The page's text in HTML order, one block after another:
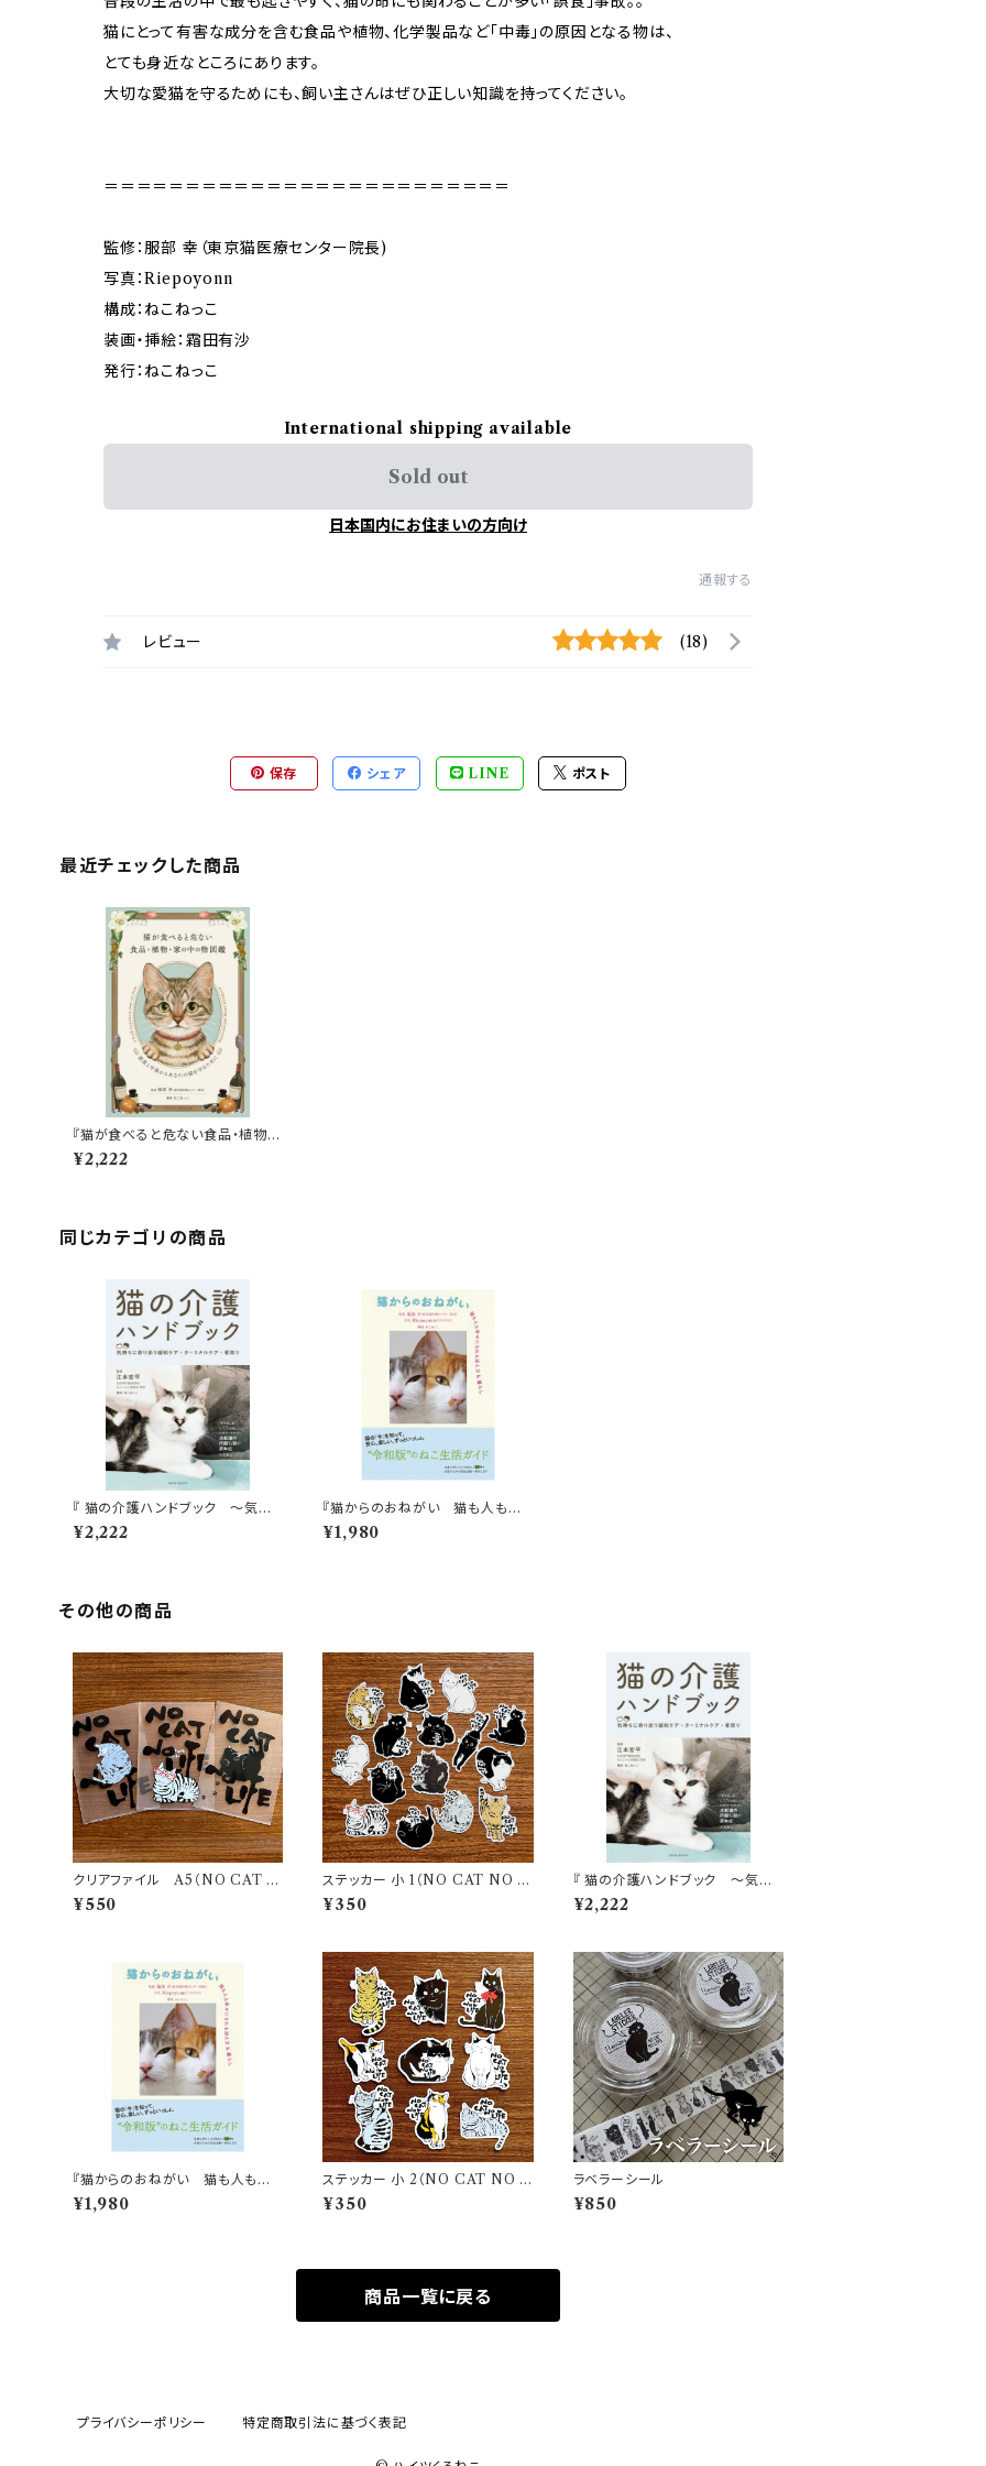
猫にとって有害な成分を含む食品や植物、化学製品など「中毒」の原因となる物は、
とても身近なところにあります。
大切な愛猫を守るためにも、飼い主さんはぜひ正しい知識を持ってください。
＝＝＝＝＝＝＝＝＝＝＝＝＝＝＝＝＝＝＝＝＝＝＝＝＝
監修：服部 幸（東京猫医療センター院長)
写真：Riepoyonn
構成：ねこねっこ
装画・挿絵：霜田有沙
発行：ねこねっこ
International shipping available
Sold out
日本国内にお住まいの方向け
通報する
レビュー (18)
保存 シェア LINE ポスト
最近チェックした商品
『猫が食べると危ない食品・植物・
家の中の物図鑑』
¥2,222
同じカテゴリの商品
『 猫の介護ハンドブック ～気持
ちに寄り添う緩和ケア・ターミナル
ケア・看取り』
¥2,222
『猫からのおねがい 猫も人も幸
せになれる迎え方&暮らし』
¥1,980
その他の商品
クリアファイル A5（NO CAT N
O LIFEシリーズ）
¥550
ステッカー 小 1（NO CAT NO L
IFEシリーズ）
¥350
『 猫の介護ハンドブック ～気持
ちに寄り添う緩和ケア・ターミナル
ケア・看取り』
¥2,222
『猫からのおねがい 猫も人も幸
せになれる迎え方&暮らし』
¥1,980
ステッカー 小 2（NO CAT NO L
IFEシリーズ）
¥350
ラベラーシール
¥850
商品一覧に戻る
プライバシーポリシー 特定商取引法に基づく表記